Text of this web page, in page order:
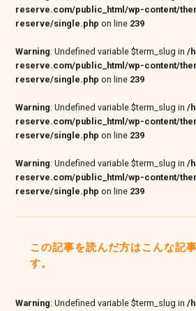
reserve.com/public_html/wp-content/
reserve/single.php on line 239
Warning: Undefined variable $term_slug in/
reserve.com/public_html/wp-content/
reserve/single.php on line 239
Warning: Undefined variable $term_slug in/
reserve.com/public_html/wp-content/
reserve/single.php on line 239
Warning: Undefined variable $term_slug in/
reserve.com/public_html/wp-content/
reserve/single.php on line 239
この記事を読んだ方はこんな記
す。
Warning: Undefined variable $term_slug in/